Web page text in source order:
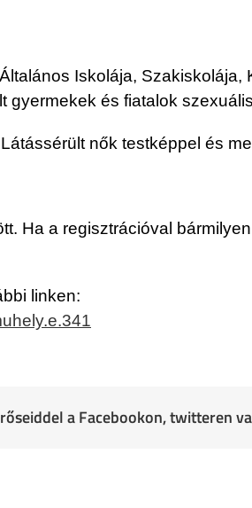
Iskolája,
gyermekek és fiatalok
nők testképpel és
Ha a regisztrációval
linken:
a Facebookon, twitteren